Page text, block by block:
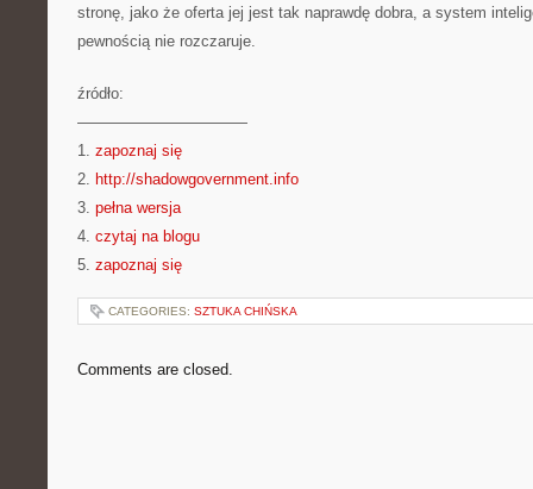
stronę, jako że oferta jej jest tak naprawdę dobra, a system
pewnością nie rozczaruje.
źródło:
———————————
1. zapoznaj się
2. http://shadowgovernment.info
3. pełna wersja
4. czytaj na blogu
5. zapoznaj się
CATEGORIES: SZTUKA CHIŃSKA
Comments are closed.